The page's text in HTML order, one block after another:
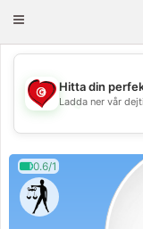
Toggle
💖
Hitta din
Ladda ner vår
0.6/1